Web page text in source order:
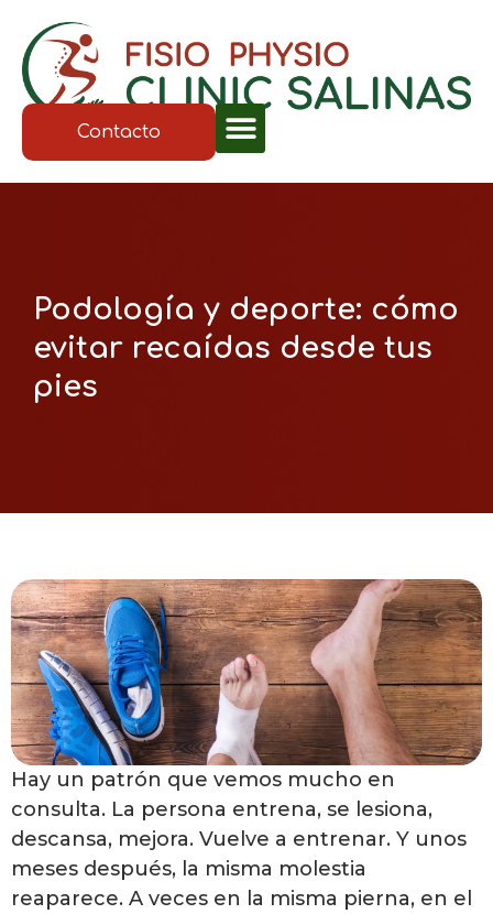
Contacto
Podología y deporte: cómo
evitar recaídas desde tus
pies
Hay un patrón que vemos mucho en
consulta. La persona entrena, se lesiona,
descansa, mejora. Vuelve a entrenar. Y unos
meses después, la misma molestia
reaparece. A veces en la misma pierna, en el